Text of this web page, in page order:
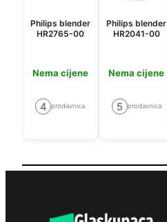
Philips blender
HR2765-00
Nema cijene
4 prodavnica
Philips blender
HR2041-00
Nema cijene
5 prodavnica